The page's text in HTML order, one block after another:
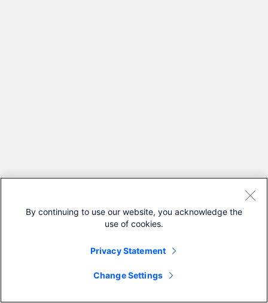
By continuing to use our website, you acknowledge the
use of cookies.
Privacy Statement
Change Settings